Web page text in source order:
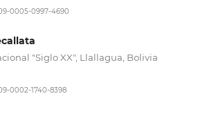
0005-0997-4690
"Siglo XX", Llallagua, Bolivia
0002-1740-8398